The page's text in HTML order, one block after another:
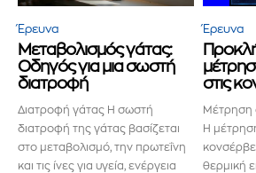
Έρευνα
Μεταβολισμός γάτας:
Οδηγός για μια σωστή
διατροφή
Διατροφή γάτας Η σωστή
διατροφή της γάτας βασίζεται
στο μεταβολισμό, την πρωτεΐνη
και τις ίνες για υγεία, ενέργεια
Έρευνα
στις
Μέτρηση
Η
θερμική